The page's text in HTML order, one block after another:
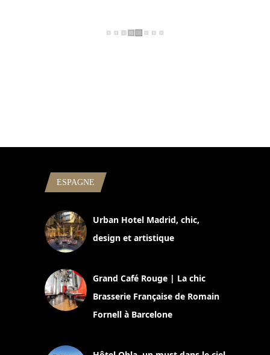
ESPAGNE
Urban Hotel Madrid, chic,
design et artistique
Grand Café Rouge | La chic
Brasserie Française de Romain
Fornell à Barcelone